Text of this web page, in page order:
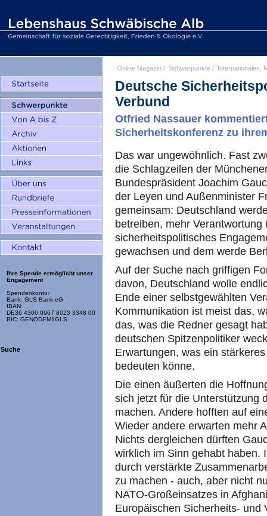
Ihre Spende ermöglicht unser
Engagement
Spendenkonto:
Bank: GLS Bank eG
IBAN:
DE36 4306 0967 8023 3348 00
BIC: GENODEM1GLS
Suche
Online Magazin / Schwerpunkte / Internationales,
Deutsche
Verbund
Otfried Nassauer
Sicherheitskonferenz zu
Das war ungewöhnlich. Fast
die Schlagzeilen der
Bundespräsident Joachim
der Leyen und Außenminister
gemeinsam: Deutschland
betreiben, mehr
sicherheitspolitisches
gewachsen und dem werde
Auf der Suche nach griffigen
davon, Deutschland wolle
Ende einer selbstgewählten
Kommunikation ist meist das,
das, was die Redner gesagt
deutschen Spitzenpolitiker
Erwartungen, was ein
bedeuten könne.
Die einen äußerten die
sich jetzt für die Unterstützung
machen. Andere hofften auf
Wieder andere erwarten mehr
Nichts dergleichen dürften
wirklich im Sinn gehabt haben.
durch verstärkte
zu machen - auch, aber nicht
NATO-Großeinsatzes in
Europäischen Sicherheits- und